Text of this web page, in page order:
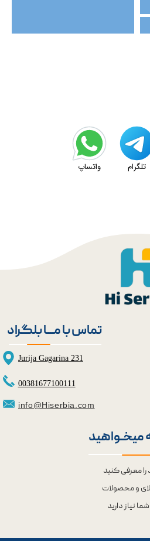
تلگرام واتساپ
معرفی کنید
و محصولات
نیاز دارید
میخــواهید
تماس با مــــا بلگراد
Jurija Gagarina 231
info@Hiserbia.com
00381677100111